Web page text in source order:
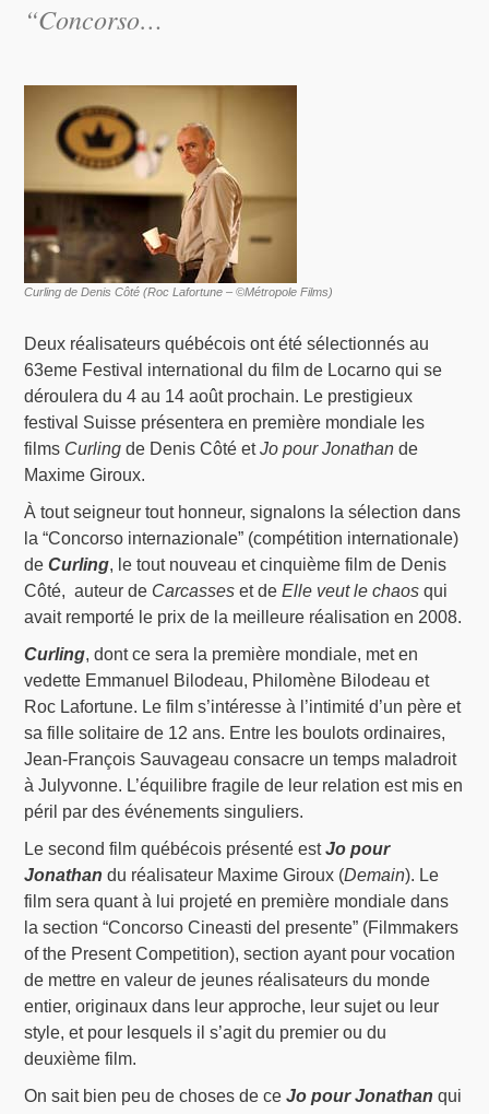
“Concorso…
Curling de Denis Côté (Roc Lafortune – ©Métropole Films)
Deux réalisateurs québécois ont été sélectionnés au
63eme Festival international du film de Locarno qui se
déroulera du 4 au 14 août prochain. Le prestigieux
festival Suisse présentera en première mondiale les
films Curling de Denis Côté etJo pour Jonathan de
Maxime Giroux.
À tout seigneur tout honneur, signalons la sélection dans
la “Concorso internazionale” (compétition internationale)
deCurling, le tout nouveau et cinquième film de Denis
Côté, auteur de Carcasses et deElle veut le chaos qui
avait remporté le prix de la meilleure réalisation en 2008.
Curling, dont ce sera la première mondiale, met en
vedette Emmanuel Bilodeau, Philomène Bilodeau et
Roc Lafortune. Le film s’intéresse à l’intimité d’un père et
sa fille solitaire de 12 ans. Entre les boulots ordinaires,
Jean-François Sauvageau consacre un temps maladroit
à Julyvonne. L’équilibre fragile de leur relation est mis en
péril par des événements singuliers.
Le second film québécois présenté estJo pour
Jonathan du réalisateur Maxime Giroux (Demain). Le
film sera quant à lui projeté en première mondiale dans
la section “Concorso Cineasti del presente” (Filmmakers
of the Present Competition), section ayant pour vocation
de mettre en valeur de jeunes réalisateurs du monde
entier, originaux dans leur approche, leur sujet ou leur
style, et pour lesquels il s’agit du premier ou du
deuxième film.
On sait bien peu de choses de ceJo pour Jonathan qui